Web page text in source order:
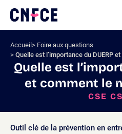
contenu
menu
Aller
Logo
site
Accueil
Foire aux questions
Quelle est l’importance du DUERP
Quelle est
et comment le
CSE
Outil clé de la prévention en